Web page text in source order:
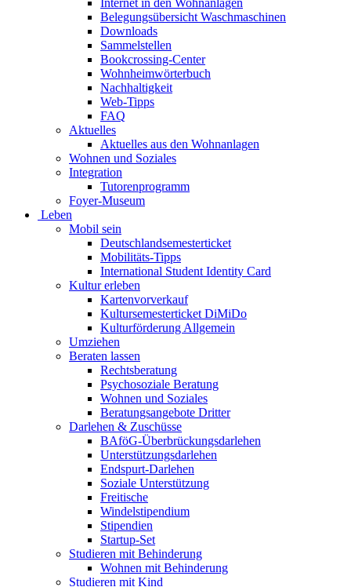
Belegungsübersicht Waschmaschinen
Downloads
Sammelstellen
Bookcrossing-Center
Wohnheimwörterbuch
Nachhaltigkeit
Web-Tipps
FAQ
Aktuelles
Aktuelles aus den Wohnanlagen
Wohnen und Soziales
Integration
Tutorenprogramm
Foyer-Museum
Leben
Mobil sein
Deutschlandsemesterticket
Mobilitäts-Tipps
International Student Identity Card
Kultur erleben
Kartenvorverkauf
Kultursemesterticket DiMiDo
Kulturförderung Allgemein
Umziehen
Beraten lassen
Rechtsberatung
Psychosoziale Beratung
Wohnen und Soziales
Beratungsangebote Dritter
Darlehen & Zuschüsse
BAföG-Überbrückungsdarlehen
Unterstützungsdarlehen
Endspurt-Darlehen
Soziale Unterstützung
Freitische
Windelstipendium
Stipendien
Startup-Set
Studieren mit Behinderung
Wohnen mit Behinderung
Studieren mit Kind